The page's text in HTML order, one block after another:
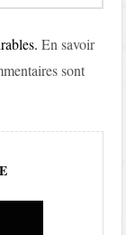
En savoir
sont